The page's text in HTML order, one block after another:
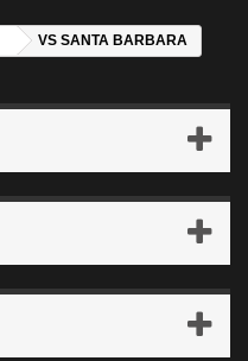
VS SANTA BARBARA